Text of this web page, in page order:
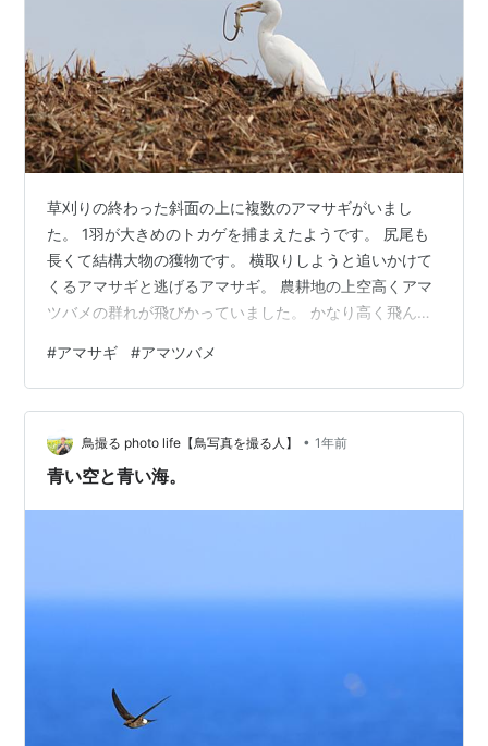
草刈りの終わった斜面の上に複数のアマサギがいまし
た。 1羽が大きめのトカゲを捕まえたようです。 尻尾も
長くて結構大物の獲物です。 横取りしようと追いかけて
くるアマサギと逃げるアマサギ。 農耕地の上空高くアマ
ツバメの群れが飛びかっていました。 かなり高く飛んで
せんが鎌形の飛翔形はよくわかります。 暑くてもちゃん
と季節が巡っているんですね。 無事渡って行けますよう
に。
#アマサギ #アマツバメ
鳥撮る photo life【鳥写真を撮る人】 • 1年前
青い空と青い海。